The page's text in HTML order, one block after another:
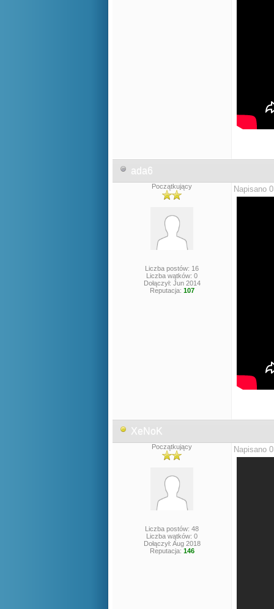
ada6
Początkujący
Liczba postów: 16
Liczba wątków: 0
Dołączył: Jun 2014
Reputacja: 107
Napisano
XeNoK
Początkujący
Liczba postów: 48
Liczba wątków: 0
Dołączył: Aug 2018
Reputacja: 146
Napisano